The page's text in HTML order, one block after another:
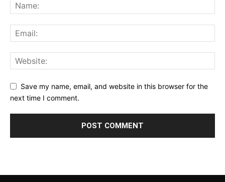
Save my name, email, and website in this browser for the
next time I comment.